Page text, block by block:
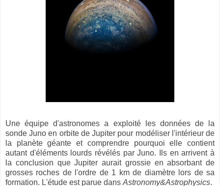
Une équipe d'astronomes a exploité les données de la
sonde Juno en orbite de Jupiter pour modéliser l'intérieur de
la planète géante et comprendre pourquoi elle contient
autant d'éléments lourds révélés par Juno. Ils en arrivent à
la conclusion que Jupiter aurait grossie en absorbant de
grosses roches de l'ordre de 1 km de diamètre lors de sa
formation. L'étude est parue dans Astronomy&Astrophysics.